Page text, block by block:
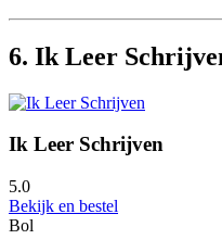
6. Ik Leer
Ik Leer Schrijven
5.0
Bekijk en bestel
Bol